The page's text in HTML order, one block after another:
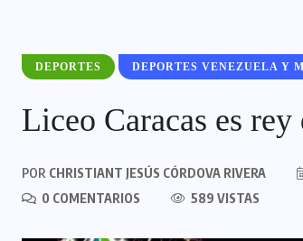
DEPORTES DEPORTES VENEZUELA Y
Liceo Caracas es
POR CHRISTIANT JESÚS CÓRDOVA RIVERA
0 COMENTARIOS
589 VISTAS